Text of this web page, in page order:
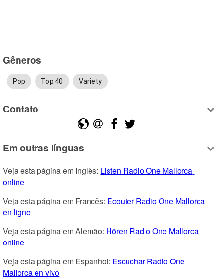
Gêneros
Pop Top 40 Variety
Contato
Em outras línguas
Veja esta página em Inglês: Listen Radio One Mallorca
online
Veja esta página em Francês: Ecouter Radio One Mallorca
en ligne
Veja esta página em Alemão: Hören Radio One Mallorca
online
Veja esta página em Espanhol: Escuchar Radio One
Mallorca en vivo